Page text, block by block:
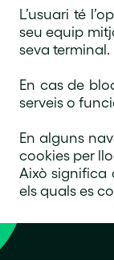
L’usuari té
seu equip
seva terminal.
En cas de
serveis o
En alguns
cookies per
Això significa
els quals es